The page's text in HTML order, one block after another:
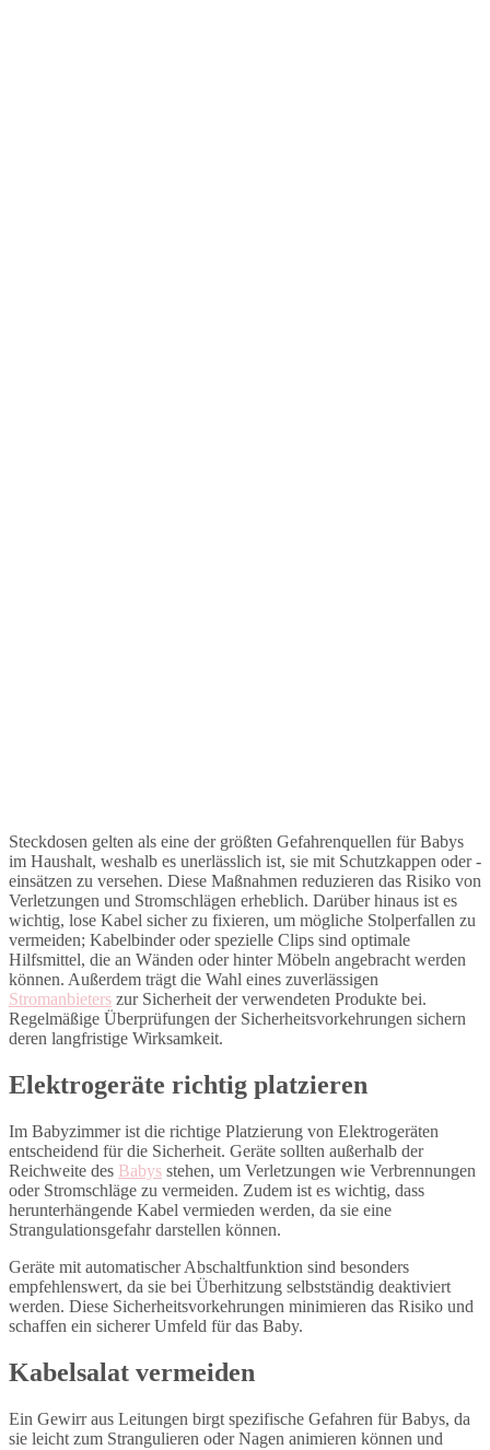
Steckdosen gelten als eine der größten Gefahrenquellen für Babys
im Haushalt, weshalb es unerlässlich ist, sie mit Schutzkappen oder -
einsätzen zu versehen. Diese Maßnahmen reduzieren das Risiko von
Verletzungen und Stromschlägen erheblich. Darüber hinaus ist es
wichtig, lose Kabel sicher zu fixieren, um mögliche Stolperfallen zu
vermeiden; Kabelbinder oder spezielle Clips sind optimale
Hilfsmittel, die an Wänden oder hinter Möbeln angebracht werden
können. Außerdem trägt die Wahl eines zuverlässigen
Stromanbieters zur Sicherheit der verwendeten Produkte bei.
Regelmäßige Überprüfungen der Sicherheitsvorkehrungen sichern
deren langfristige Wirksamkeit.
Elektrogeräte richtig platzieren
Im Babyzimmer ist die richtige Platzierung von Elektrogeräten
entscheidend für die Sicherheit. Geräte sollten außerhalb der
Reichweite des Babys stehen, um Verletzungen wie Verbrennungen
oder Stromschläge zu vermeiden. Zudem ist es wichtig, dass
herunterhängende Kabel vermieden werden, da sie eine
Strangulationsgefahr darstellen können.
Geräte mit automatischer Abschaltfunktion sind besonders
empfehlenswert, da sie bei Überhitzung selbstständig deaktiviert
werden. Diese Sicherheitsvorkehrungen minimieren das Risiko und
schaffen ein sicherer Umfeld für das Baby.
Kabelsalat vermeiden
Ein Gewirr aus Leitungen birgt spezifische Gefahren für Babys, da
sie leicht zum Strangulieren oder Nagen animieren können und